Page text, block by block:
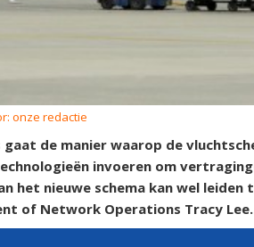
onze redactie
gaat de manier waarop de
invoeren om
het nieuwe schema kan wel
of Network Operations Tracy Lee.